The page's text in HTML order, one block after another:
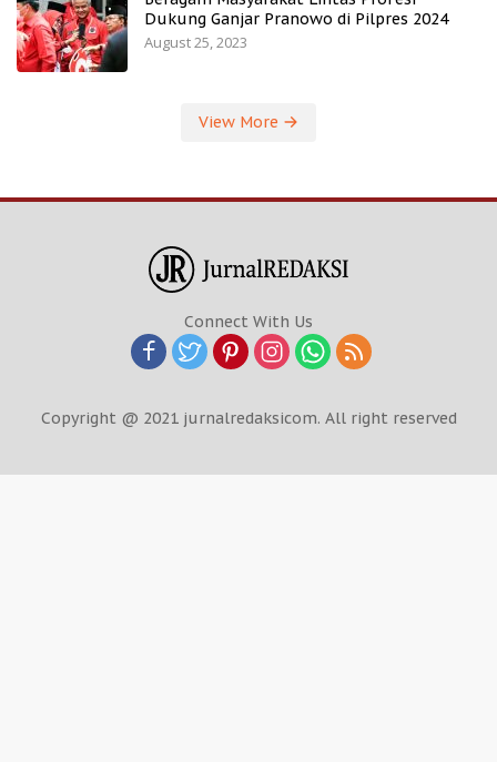
Dukung Ganjar Pranowo di Pilpres 2024
August 25, 2023
View More
Connect With Us
Copyright @ 2021 jurnalredaksicom. All right reserved